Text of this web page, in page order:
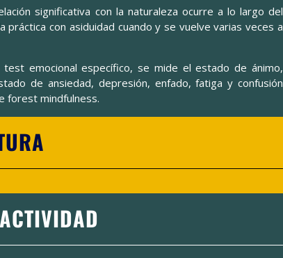
significativa con la naturaleza ocurre a lo largo del
práctica con asiduidad cuando y se vuelve varias veces a
test emocional específico, se mide el estado de ánimo,
de ansiedad, depresión, enfado, fatiga y confusión
forest mindfulness.